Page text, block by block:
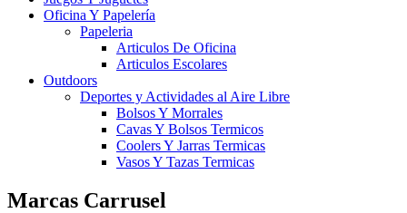
Oficina Y Papelería
Papeleria
Articulos De Oficina
Articulos Escolares
Outdoors
Deportes y Actividades al Aire Libre
Bolsos Y Morrales
Cavas Y Bolsos Termicos
Coolers Y Jarras Termicas
Vasos Y Tazas Termicas
Marcas Carrusel